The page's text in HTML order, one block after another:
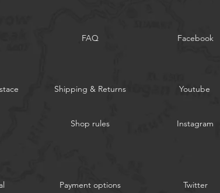
FAQ Facebook
Shipping & Returns
Shop rules
Youtube
Instagram
Payment options Twitter